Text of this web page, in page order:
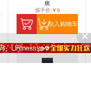
统
炼手价:￥0
加入购物车